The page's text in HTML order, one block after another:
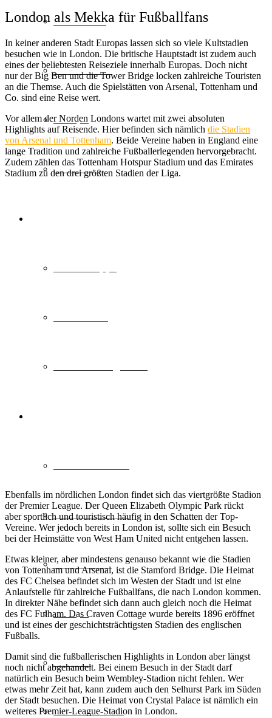
Lost Places
Deutschland
Europa
Fernreisen
Städtereisen EU
Deutschland
Europa
Schweiz
Geschenkideen
London als Mekka für Fußballfans
In keiner anderen Stadt Europas lassen sich so viele Kultstadien
besuchen wie in London. Die britische Hauptstadt ist zudem auch
eines der beliebtesten Reiseziele innerhalb Europas. Doch nicht
nur der Big Ben und die Tower Bridge locken zahlreiche Touristen
an die Themse. Auch die Spielstätten von Arsenal, Tottenham und
Co. sind eine Reise wert.
Vor allem der Norden Londons wartet mit zwei absoluten
Highlights auf Reisende. Hier befinden sich nämlich die Stadien
von Arsenal und Tottenham. Beide Vereine haben in England eine
lange Tradition und zahlreiche Fußballerlegenden hervorgebracht.
Zudem zählen das Tottenham Hotspur Stadium und das Emirates
Stadium zu den drei größten Stadien der Liga.
Ebenfalls im nördlichen London findet sich das viertgrößte Stadion
der Premier League. Der Queen Elizabeth Olympic Park rückt
aber sportlich und touristisch häufig in den Schatten der Top-
Vereine. Wer jedoch bereits in London ist, sollte sich ein Besuch
bei der Heimstätte von West Ham United nicht entgehen lassen.
Etwas kleiner, aber mindestens genauso bekannt wie die Stadien
von Tottenham und Arsenal, ist die Stamford Bridge. Die Heimat
des FC Chelsea befindet sich im Westen der Stadt und ist eine
Anlaufstelle für zahlreiche Fußballfans, die nach London kommen.
In direkter Nähe befindet sich dann auch gleich noch die Heimat
des FC Fulham. Das Craven Cottage wurde bereits 1896 eröffnet
und ist eines der geschichtsträchtigsten Stadien des englischen
Fußballs.
Damit sind die fußballerischen Highlights in London aber längst
noch nicht abgehandelt. Bei einem Besuch in der Stadt darf
natürlich ein Besuch beim Wembley-Stadion nicht fehlen. Wer
etwas mehr Zeit hat, kann zudem auch den Selhurst Park im Süden
der Stadt besuchen. Die Heimat von Crystal Palace ist nämlich ein
weiteres Premier-League-Stadion in London.